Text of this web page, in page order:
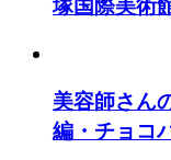
美容師さん
編・チョコ